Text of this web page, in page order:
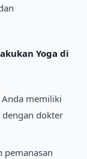
Yoga di
Anda memiliki
dokter
pemanasan